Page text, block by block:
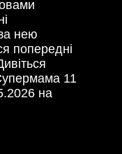
нею
попередні
11
на